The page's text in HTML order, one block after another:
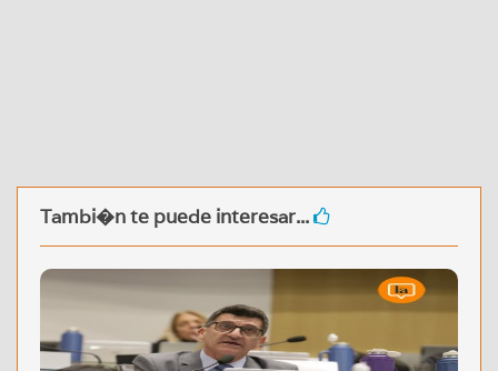
Tambi�n te puede interesar...